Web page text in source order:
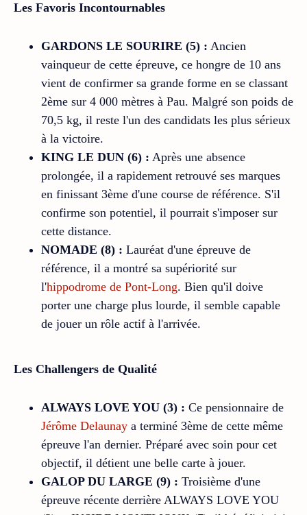
Les Favoris Incontournables
GARDONS LE SOURIRE (5) : Ancien
vainqueur de cette épreuve, ce hongre de 10 ans
vient de confirmer sa grande forme en se classant
2ème sur 4 000 mètres à Pau. Malgré son poids de
70,5 kg, il reste l'un des candidats les plus sérieux
à la victoire.
KING LE DUN (6) : Après une absence
prolongée, il a rapidement retrouvé ses marques
en finissant 3ème d'une course de référence. S'il
confirme son potentiel, il pourrait s'imposer sur
cette distance.
NOMADE (8) : Lauréat d'une épreuve de
référence, il a montré sa supériorité sur
l'hippodrome de Pont-Long. Bien qu'il doive
porter une charge plus lourde, il semble capable
de jouer un rôle actif à l'arrivée.
Les Challengers de Qualité
ALWAYS LOVE YOU (3) : Ce pensionnaire de
Jérôme Delaunay a terminé 3ème de cette même
épreuve l'an dernier. Préparé avec soin pour cet
objectif, il détient une belle carte à jouer.
GALOP DU LARGE (9) : Troisième d'une
épreuve récente derrière ALWAYS LOVE YOU